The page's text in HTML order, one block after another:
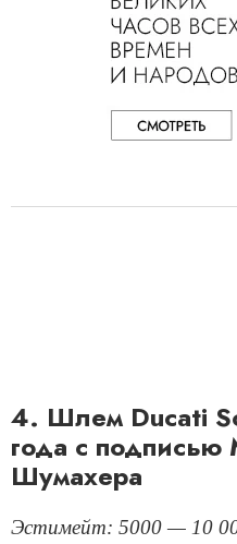
4. Шлем Ducati
года с подписью
Шумахера
Эстимейт: 5000 — 10